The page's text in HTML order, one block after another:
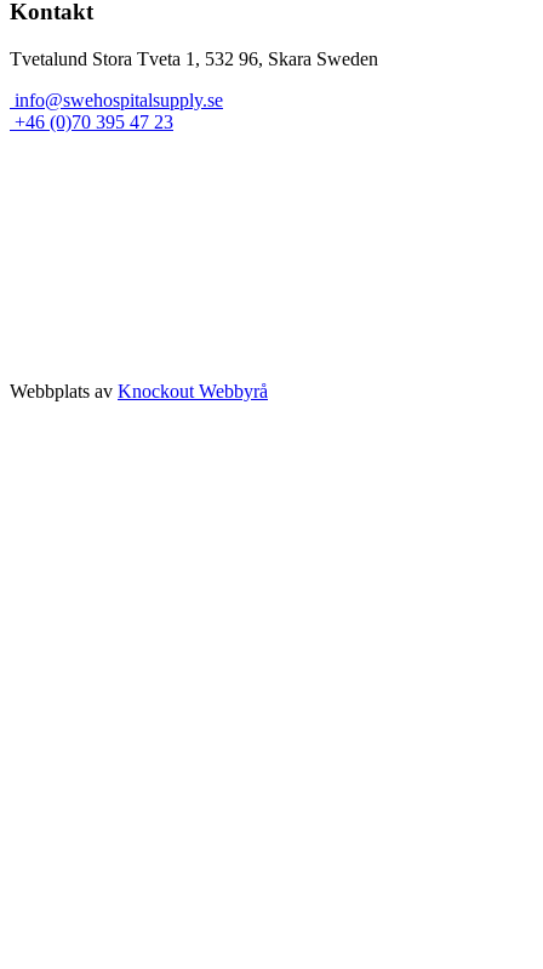
Kontakt
Tvetalund Stora Tveta 1, 532 96, Skara Sweden
info@swehospitalsupply.se
+46 (0)70 395 47 23
Webbplats av Knockout Webbyrå